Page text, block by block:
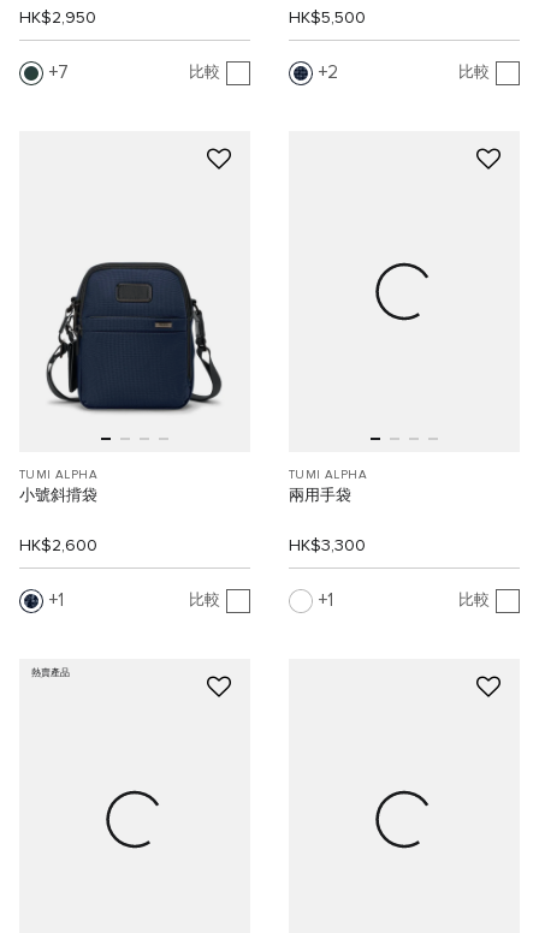
HK$2,950
7 比較
HK$5,500
2 比較
TUMI ALPHA
小號斜揹袋
HK$2,600
1 比較
TUMI ALPHA
兩用手袋
HK$3,300
1 比較
熱賣產品